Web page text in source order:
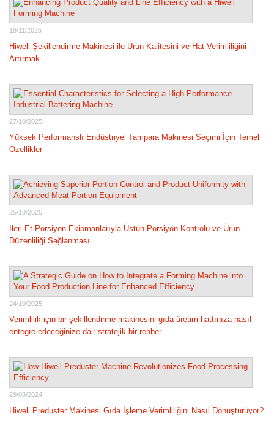
18/11/2025
Hiwell Şekillendirme Makinesi ile Ürün Kalitesini ve Hat Verimliliğini
Artırmak
27/10/2025
Yüksek Performanslı Endüstriyel Tampara Makinesi Seçimi İçin Temel
Özellikler
25/10/2025
İleri Et Porsiyon Ekipmanlarıyla Üstün Porsiyon Kontrolü ve Ürün
Düzenliliği Sağlanması
24/10/2025
Verimlilik için bir şekillendirme makinesini gıda üretim hattınıza nasıl
entegre edeceğinize dair stratejik bir rehber
29/08/2024
Hiwell Preduster Makinesi Gıda İşleme Verimliliğini Nasıl Dönüştürüyor?